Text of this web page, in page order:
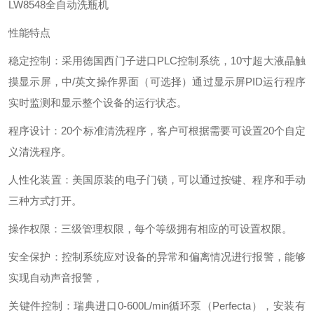
LW8548全自动洗瓶机
性能特点
稳定控制：采用德国西门子进口PLC控制系统，10寸超大液晶触
摸显示屏，中/英文操作界面（可选择）通过显示屏PID运行程序
实时监测和显示整个设备的运行状态。
程序设计：20个标准清洗程序，客户可根据需要可设置20个自定
义清洗程序。
人性化装置：美国原装的电子门锁，可以通过按键、程序和手动
三种方式打开。
操作权限：三级管理权限，每个等级拥有相应的可设置权限。
安全保护：控制系统应对设备的异常和偏离情况进行报警，能够
实现自动声音报警，
关键件控制：瑞典进口0-600L/min循环泵（Perfecta），安装有